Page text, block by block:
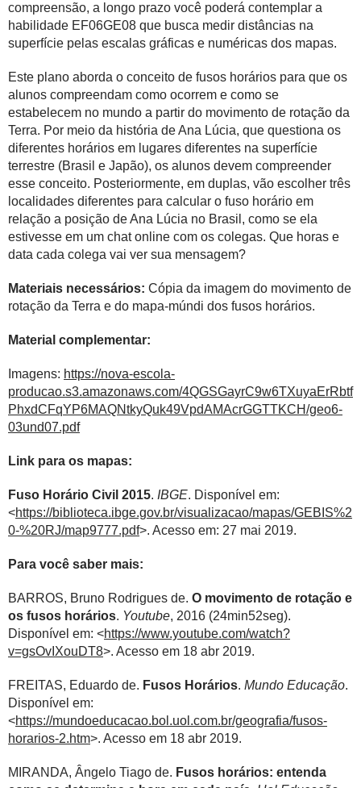
compreensão, a longo prazo você poderá contemplar a
habilidade EF06GE08 que busca medir distâncias na
superfície pelas escalas gráficas e numéricas dos mapas.
Este plano aborda o conceito de fusos horários para que os
alunos compreendam como ocorrem e como se
estabelecem no mundo a partir do movimento de rotação da
Terra. Por meio da história de Ana Lúcia, que questiona os
diferentes horários em lugares diferentes na superfície
terrestre (Brasil e Japão), os alunos devem compreender
esse conceito. Posteriormente, em duplas, vão escolher três
localidades diferentes para calcular o fuso horário em
relação a posição de Ana Lúcia no Brasil, como se ela
estivesse em um chat online com os colegas. Que horas e
data cada colega vai ver sua mensagem?
Materiais necessários: Cópia da imagem do movimento de
rotação da Terra e do mapa-múndi dos fusos horários.
Material complementar:
Imagens: https://nova-escola-
producao.s3.amazonaws.com/4QGSGayrC9w6TXuyaErRbtf
PhxdCFqYP6MAQNtkyQuk49VpdAMAcrGGTTKCH/geo6-
03und07.pdf
Link para os mapas:
Fuso Horário Civil 2015. IBGE. Disponível em:
<https://biblioteca.ibge.gov.br/visualizacao/mapas/GEBIS%2
0-%20RJ/map9777.pdf>. Acesso em: 27 mai 2019.
Para você saber mais:
BARROS, Bruno Rodrigues de. O movimento de rotação e
os fusos horários. Youtube, 2016 (24min52seg).
Disponível em: <https://www.youtube.com/watch?
v=gsOvIXouDT8>. Acesso em 18 abr 2019.
FREITAS, Eduardo de. Fusos Horários. Mundo Educação.
Disponível em:
<https://mundoeducacao.bol.uol.com.br/geografia/fusos-
horarios-2.htm>. Acesso em 18 abr 2019.
MIRANDA, Ângelo Tiago de. Fusos horários: entenda